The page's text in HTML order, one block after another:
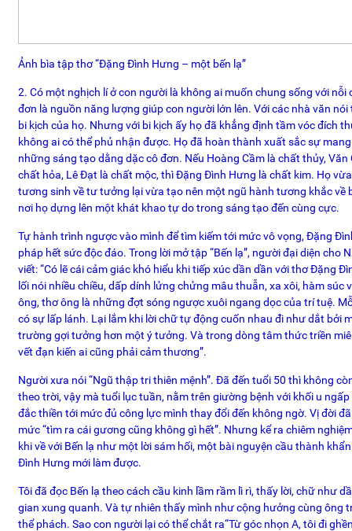
Ảnh bìa tập thơ “Đặng Đình Hưng – một bến lạ”
2. Có một nghịch lí ở con người là không ai muốn chung sống với nỗi
đơn là nguồn năng lượng giúp con người lớn lên. Với các nhà văn
bi kịch của họ. Nhưng với bi kịch ấy họ đã khẳng định tầm vóc đích
không ai có thể phủ nhận được. Họ đã hoàn thành xuất sắc sự
những sáng tạo dằng dặc cô đơn. Nếu Hoàng Cầm là chất thủy, Văn
chất hỏa, Lê Đạt là chất mộc, thì Đặng Đình Hưng là chất kim. Họ
tương sinh về tư tưởng lại vừa tạo nên một ngũ hành tương khắc về
nơi họ dựng lên một khát khao tự do trong sáng tạo đến cùng cực.
Tự hành trình ngược vào mình để tìm kiếm tới mức vô vọng, Đặng
pháp hết sức độc đáo. Trong lời mở tập “Bến lạ”, người đại diện cho
viết: “Có lẽ cái cảm giác khó hiểu khi tiếp xúc dần dần với thơ Đặng
lối nói nhiều chiều, dấp dính lửng chửng mâu thuẫn, xa xôi, hàm súc
ông, thơ ông là những đợt sóng ngược xuôi ngang dọc của trí tuệ.
có sự lấp lánh. Lại lắm khi lời chữ tự động cuốn nhau đi như dắt bởi
trường gợi tưởng hơn một ý tưởng. Và trong dòng tâm thức triền
vết đạn kiến ai cũng phải cảm thương”.
Người xưa nói “Ngũ thập tri thiên mệnh”. Đã đến tuổi 50 thì không
theo trời, vậy mà tuổi lục tuần, nằm trên giường bệnh với khối u
đắc thiền tới mức đủ công lực mình thay đổi đến không ngờ. Vị đời
mức “tìm ra cái gương cũng không gì hết”. Nhưng kể ra chiêm
khi về với Bến lạ như một lời sám hối, một bài nguyện cầu thành
Đình Hưng mới làm được.
Tôi đã đọc Bến lạ theo cách cầu kinh lầm rầm lì rì, thấy lời, chữ như
gian xung quanh. Và tự nhiên thấy mình như cộng hưởng cùng ông
thể phách. Sao con người lại có thể chắt ra“Từ góc nhọn A, tôi đi